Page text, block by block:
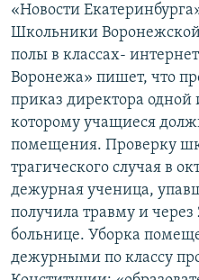
«Новости
Школьники
полы в классах-
Воронежа» пишет, что
приказ директора одной
которому учащиеся
помещения. Проверку
трагического случая в
дежурная ученица,
получила травму и через
больнице. Уборка
дежурными по классу